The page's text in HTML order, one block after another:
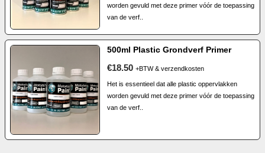
worden gevuld met deze primer vóór de toepassing
van de verf..
500ml Plastic Grondverf Primer
€18.50 +BTW & verzendkosten
Het is essentieel dat alle plastic oppervlakken
worden gevuld met deze primer vóór de toepassing
van de verf..